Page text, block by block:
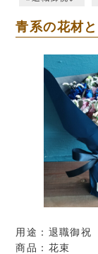
青系の花材
用途：退職御祝
商品：花束